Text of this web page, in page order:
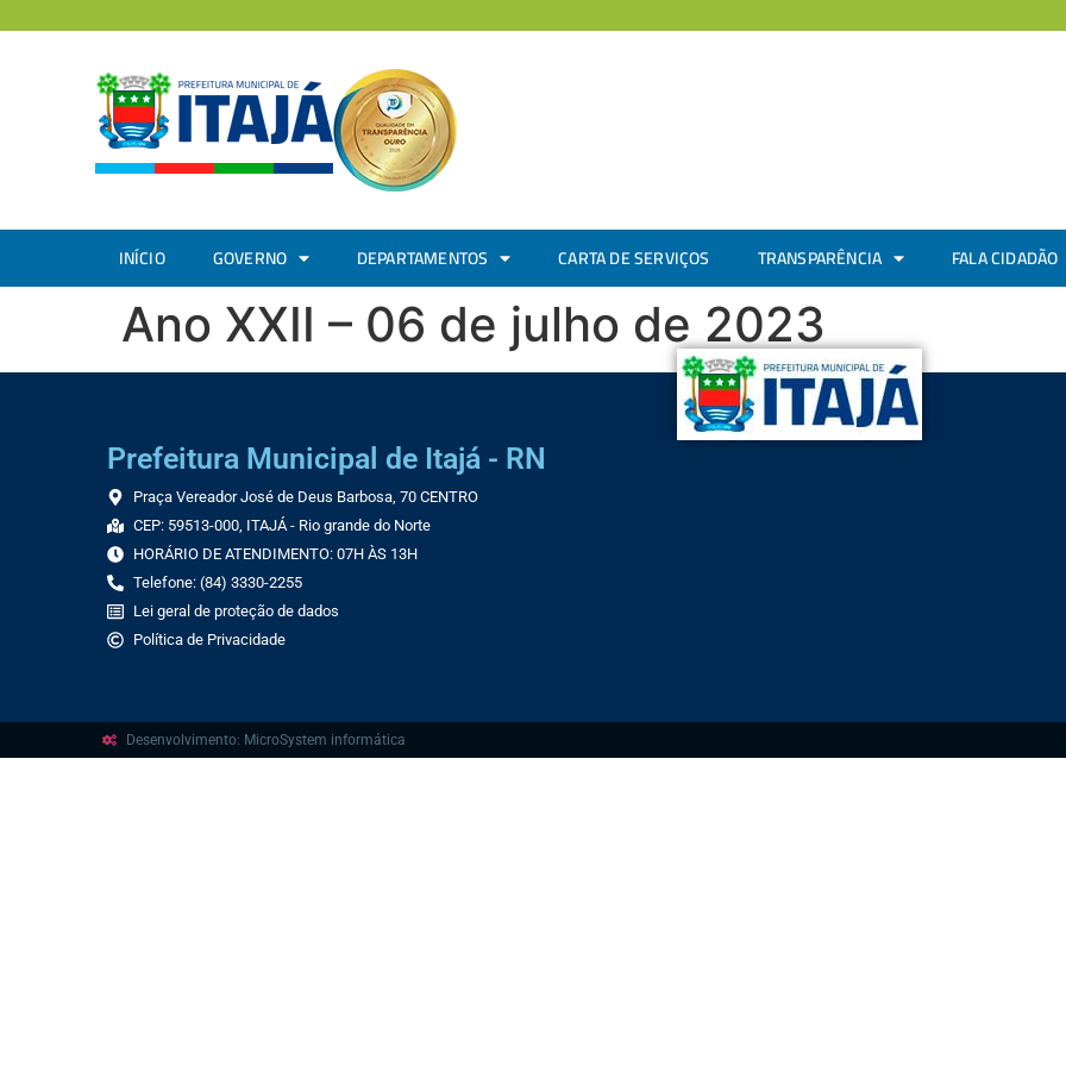
INÍCIO GOVERNO DEPARTAMENTOS CARTA DE SERVIÇOS TRANSPARÊNCIA FALA CIDADÃO
Ano XXII – 06 de julho de 2023
Prefeitura Municipal de Itajá - RN
Praça Vereador José de Deus Barbosa, 70 CENTRO
CEP: 59513-000, ITAJÁ - Rio grande do Norte
HORÁRIO DE ATENDIMENTO: 07H ÀS 13H
Telefone: (84) 3330-2255
Lei geral de proteção de dados
Política de Privacidade
Desenvolvimento: MicroSystem informática